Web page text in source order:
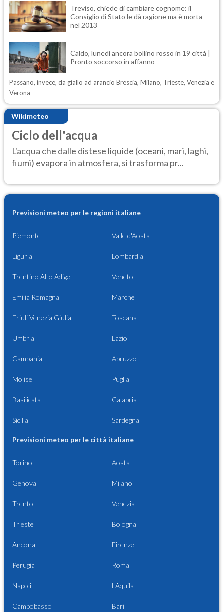
Treviso, chiede di cambiare cognome: il
Consiglio di Stato le dà ragione ma è morta
nel 2013
Caldo, lunedì ancora bollino rosso in 19 città |
Pronto soccorso in affanno
Passano, invece, da giallo ad arancio Brescia, Milano, Trieste, Venezia e
Verona
Wikimeteo
Ciclo dell'acqua
L'acqua che dalle distese liquide (oceani, mari, laghi,
fiumi) evapora in atmosfera, si trasforma pr...
Previsioni meteo per le regioni italiane
Piemonte Valle d'Aosta
Liguria Lombardia
Trentino Alto Adige Veneto
Emilia Romagna Marche
Friuli Venezia Giulia Toscana
Umbria Lazio
Campania Abruzzo
Molise Puglia
Basilicata Calabria
Sicilia Sardegna
Previsioni meteo per le città italiane
Torino Aosta
Genova Milano
Trento Venezia
Trieste Bologna
Ancona Firenze
Perugia Roma
Napoli L'Aquila
Campobasso Bari